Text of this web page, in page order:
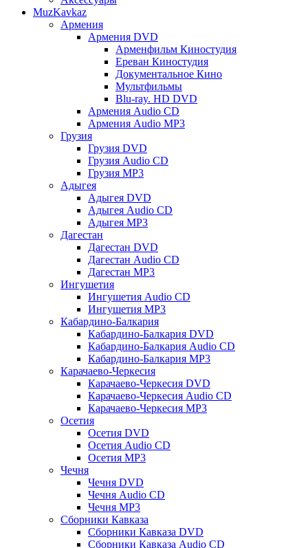
MuzKavkaz
Армения
Армения DVD
Арменфильм Киностудия
Ереван Киностудия
Документальное Кино
Мультфильмы
Blu-ray. HD DVD
Армения Audio CD
Армения Audio MP3
Грузия
Грузия DVD
Грузия Audio CD
Грузия MP3
Адыгея
Адыгея DVD
Адыгея Audio CD
Адыгея MP3
Дагестан
Дагестан DVD
Дагестан Audio CD
Дагестан MP3
Ингушетия
Ингушетия Audio CD
Ингушетия MP3
Кабардино-Балкария
Кабардино-Балкария DVD
Кабардино-Балкария Audio CD
Кабардино-Балкария MP3
Карачаево-Черкесия
Карачаево-Черкесия DVD
Карачаево-Черкесия Audio CD
Карачаево-Черкесия MP3
Осетия
Осетия DVD
Осетия Audio CD
Осетия MP3
Чечня
Чечня DVD
Чечня Audio CD
Чечня MP3
Сборники Кавказа
Сборники Кавказа DVD
Сборники Кавказа Audio CD